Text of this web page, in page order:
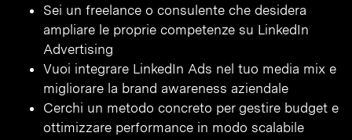
Sei un freelance o consulente che desidera
ampliare le proprie competenze su LinkedIn
Advertising
Vuoi integrare LinkedIn Ads nel tuo media mix e
migliorare la brand awareness aziendale
Cerchi un metodo concreto per gestire budget e
ottimizzare performance in modo scalabile